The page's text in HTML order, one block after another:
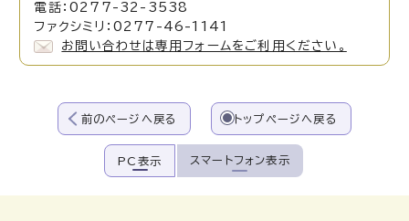
電話：0277-32-3538
ファクシミリ：0277-46-1141
お問い合わせは専用フォームをご利用ください。
前のページへ戻る トップページへ戻る
PC表示 スマートフォン表示